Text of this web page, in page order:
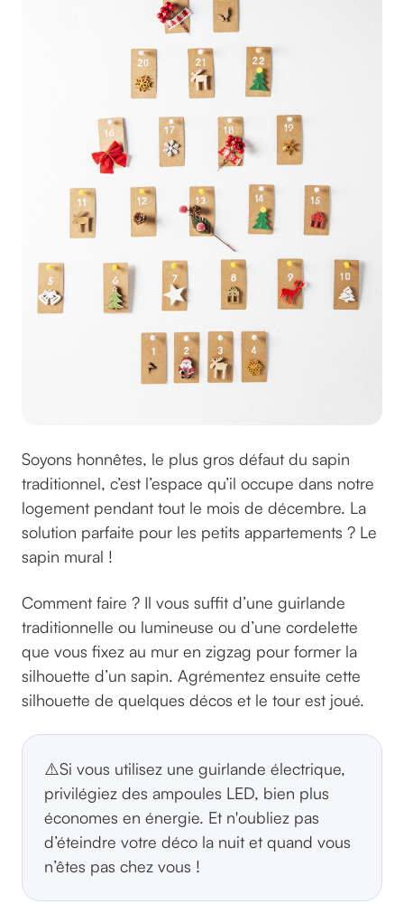
Soyons honnêtes, le plus gros défaut du sapin
traditionnel, c’est l’espace qu’il occupe dans notre
logement pendant tout le mois de décembre. La
solution parfaite pour les petits appartements ? Le
sapin mural !
Comment faire ? Il vous suffit d’une guirlande
traditionnelle ou lumineuse ou d’une cordelette
que vous fixez au mur en zigzag pour former la
silhouette d’un sapin. Agrémentez ensuite cette
silhouette de quelques décos et le tour est joué.
⚠️Si vous utilisez une guirlande électrique,
privilégiez des ampoules LED, bien plus
économes en énergie. Et n'oubliez pas
d’éteindre votre déco la nuit et quand vous
n’êtes pas chez vous !